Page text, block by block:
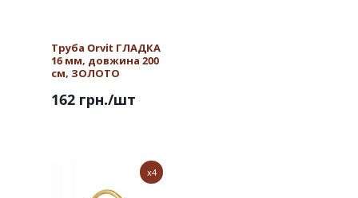
Труба Orvit ГЛАДКА
16 мм, довжина 200
см, ЗОЛОТО
162 грн./шт
x4